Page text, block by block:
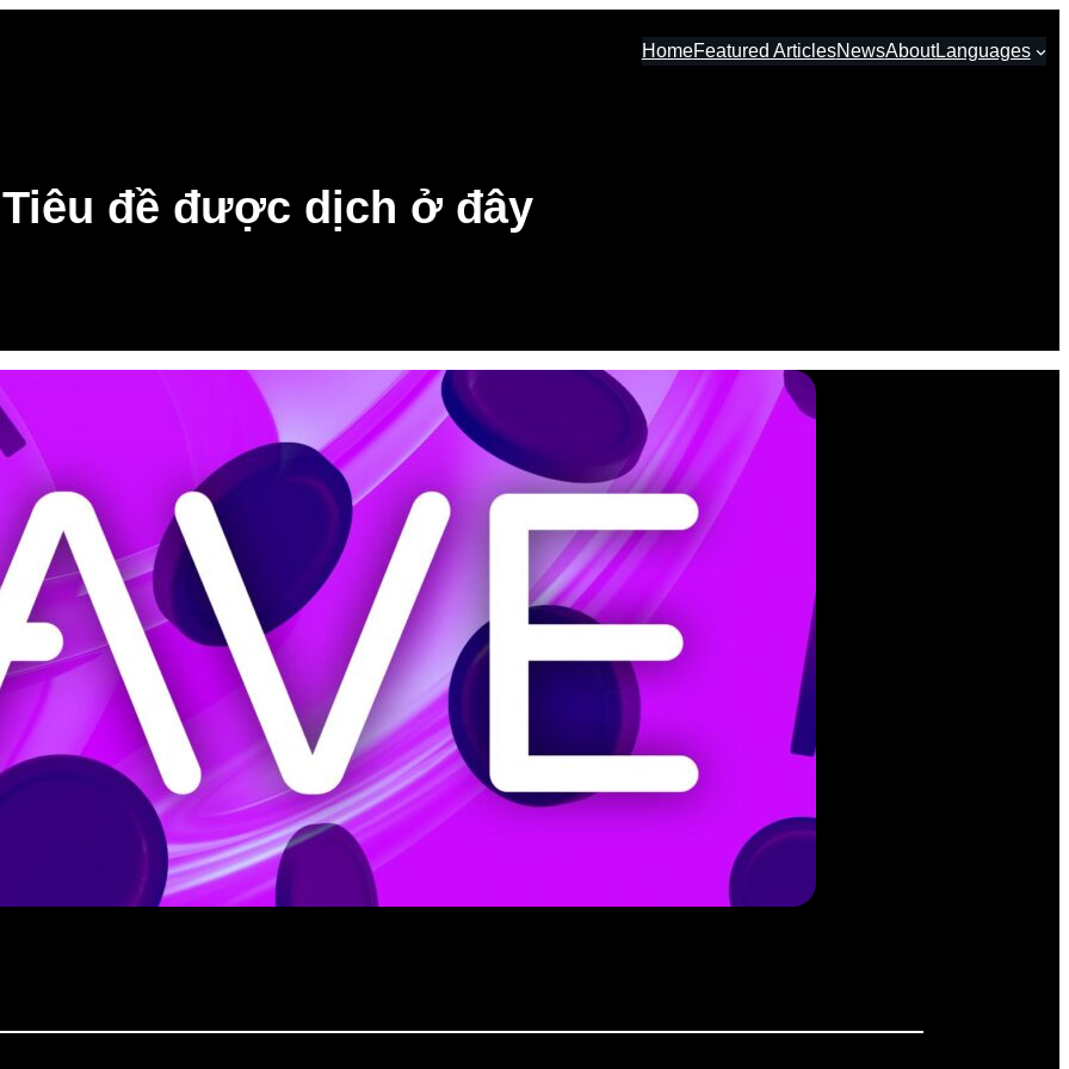
HomeFeatured ArticlesNewsAboutLanguages
Tiêu đề được dịch ở đây